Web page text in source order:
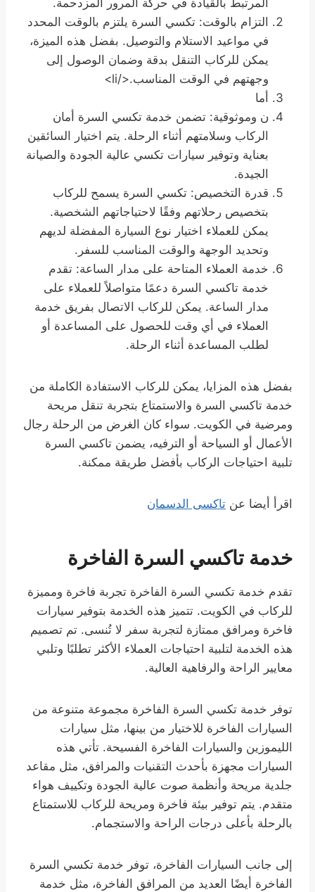
المرتبط بالقيادة في حركة المرور المزدحمة.
التزام بالوقت: تكسي السرة يلتزم بالوقت المحدد
في مواعيد الاستلام والتوصيل. بفضل هذه الميزة،
يمكن للركاب التنقل بدقة وضمان الوصول إلى
وجهتهم في الوقت المناسب.</li>
أما
ن وموثوقية: تضمن خدمة تكسي السرة أمان
الركاب وسلامتهم أثناء الرحلة. يتم اختيار السائقين
بعناية وتوفير سيارات تكسي عالية الجودة والصيانة
الجيدة.
قدرة التخصيص: تكسي السرة يسمح للركاب
بتخصيص رحلاتهم وفقًا لاحتياجاتهم الشخصية.
يمكن للعملاء اختيار نوع السيارة المفضلة لديهم
وتحديد الوجهة والوقت المناسب للسفر.
خدمة العملاء المتاحة على مدار الساعة: تقدم
خدمة تاكسي السرة دعمًا متواصلاً للعملاء على
مدار الساعة. يمكن للركاب الاتصال بفريق خدمة
العملاء في أي وقت للحصول على المساعدة أو
لطلب المساعدة أثناء الرحلة.
بفضل هذه المزايا، يمكن للركاب الاستفادة الكاملة من
خدمة تاكسي السرة والاستمتاع بتجربة تنقل مريحة
ومرضية في الكويت. سواء كان الغرض من الرحلة رجال
الأعمال أو السياحة أو الترفيه، يضمن تاكسي السرة
تلبية احتياجات الركاب بأفضل طريقة ممكنة.
اقرأ أيضا عن تاكسى الدسمان
خدمة تاكسي السرة الفاخرة
تقدم خدمة تكسي السرة الفاخرة تجربة فاخرة ومميزة
للركاب في الكويت. تتميز هذه الخدمة بتوفير سيارات
فاخرة ومرافق ممتازة لتجربة سفر لا تُنسى. تم تصميم
هذه الخدمة لتلبية احتياجات العملاء الأكثر تطلبًا وتلبي
معايير الراحة والرفاهية العالية.
توفر خدمة تكسي السرة الفاخرة مجموعة متنوعة من
السيارات الفاخرة للاختيار من بينها، مثل سيارات
الليموزين والسيارات الفاخرة الفسيحة. تأتي هذه
السيارات مجهزة بأحدث التقنيات والمرافق، مثل مقاعد
جلدية مريحة وأنظمة صوت عالية الجودة وتكييف هواء
متقدم. يتم توفير بيئة فاخرة ومريحة للركاب للاستمتاع
بالرحلة بأعلى درجات الراحة والاستجمام.
إلى جانب السيارات الفاخرة، توفر خدمة تكسي السرة
الفاخرة أيضًا العديد من المرافق الفاخرة، مثل خدمة